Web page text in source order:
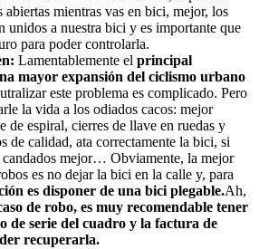
abiertas mientras vas en bici, mejor, los
unidos a nuestra bici y es importante que
para poder controlarla.
Lamentablemente el principal
mayor expansión del ciclismo urbano
este problema es complicado. Pero
la vida a los odiados cacos: mejor
de espiral, cierres de llave en ruedas y
de calidad, ata correctamente la bici, si
candados mejor… Obviamente, la mejor
es no dejar la bici en la calle y, para
es disponer de una bici plegable.Ah,
de robo, es muy recomendable tener
de serie del cuadro y la factura de
recuperarla.